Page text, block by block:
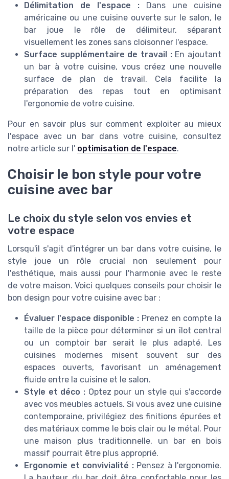
Délimitation de l'espace :
Dans une cuisine
américaine ou une cuisine ouverte sur le salon, le
bar joue le rôle de délimiteur, séparant
visuellement les zones sans cloisonner l'espace.
Surface supplémentaire de travail : En ajoutant
un bar à votre cuisine, vous créez une nouvelle
surface de plan de travail. Cela facilite la
préparation des repas tout en optimisant
l'ergonomie de votre cuisine.
Pour en savoir plus sur comment exploiter au mieux
l'espace avec un bar dans votre cuisine, consultez
notre article sur l' optimisation de l'espace.
Choisir le bon style pour votre
cuisine avec bar
Le choix du style selon vos envies et
votre espace
Lorsqu'il s'agit d'intégrer un bar dans votre cuisine, le
style joue un rôle crucial non seulement pour
l'esthétique, mais aussi pour l'harmonie avec le reste
de votre maison. Voici quelques conseils pour choisir le
bon design pour votre cuisine avec bar :
Évaluer l'espace disponible : Prenez en compte la
taille de la pièce pour déterminer si un îlot central
ou un comptoir bar serait le plus adapté. Les
cuisines modernes misent souvent sur des
espaces ouverts, favorisant un aménagement
fluide entre la cuisine et le salon.
Style et déco : Optez pour un style qui s'accorde
avec vos meubles actuels. Si vous avez une cuisine
contemporaine, privilégiez des finitions épurées et
des matériaux comme le bois clair ou le métal. Pour
une maison plus traditionnelle, un bar en bois
massif pourrait être plus approprié.
Ergonomie et convivialité :Pensez à l'ergonomie.